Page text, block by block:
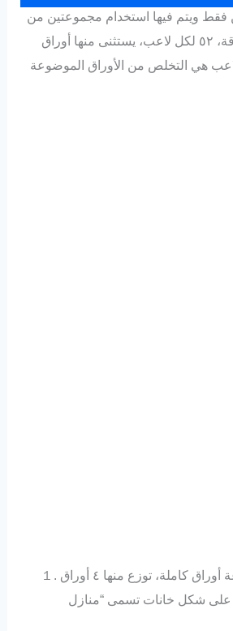
فقط ويتم فيها استخدام مجموعتين من
أوراق اللعب (١٠٤ ورقة، ٥٢ لكل لاعب، يستثنى منها أوراق
هي التخلص من الأوراق الموضوعة
１. يبدأ كل لاعب بمجموعة أوراق كاملة، توزع منها ٤ أوراق